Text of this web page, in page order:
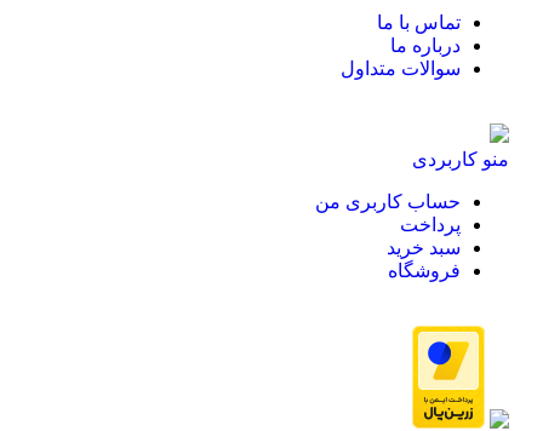
تماس با ما
درباره ما
سوالات متداول
منو کاربردی
حساب کاربری من
پرداخت
سبد خرید
فروشگاه